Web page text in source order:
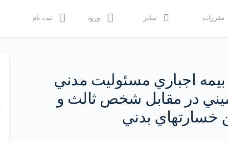
مقررات سایر ورود ثبت نام
اجباري مسئوليت مدني
در مقابل شخص ثالث و
خسارتهاي بدني